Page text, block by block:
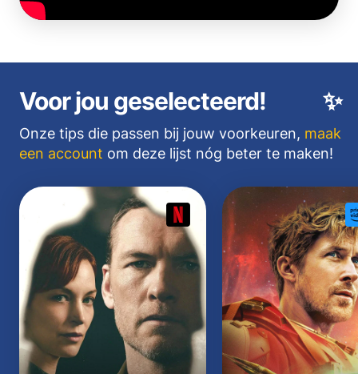
✨
Voor jou geselecteerd!
Onze tips die passen bij jouw voorkeuren, maak
een account om deze lijst nóg beter te maken!